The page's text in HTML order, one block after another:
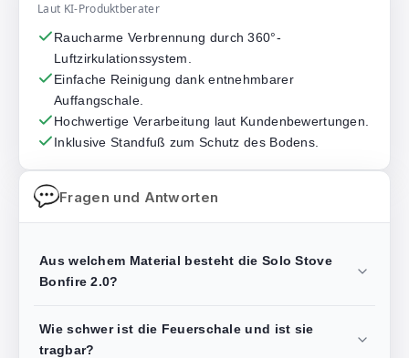
Laut KI-Produktberater
Raucharme Verbrennung durch 360°-
Luftzirkulationssystem.
Einfache Reinigung dank entnehmbarer
Auffangschale.
Hochwertige Verarbeitung laut Kundenbewertungen.
Inklusive Standfuß zum Schutz des Bodens.
Fragen und Antworten
Aus welchem Material besteht die Solo Stove
Bonfire 2.0?
Wie schwer ist die Feuerschale und ist sie
tragbar?